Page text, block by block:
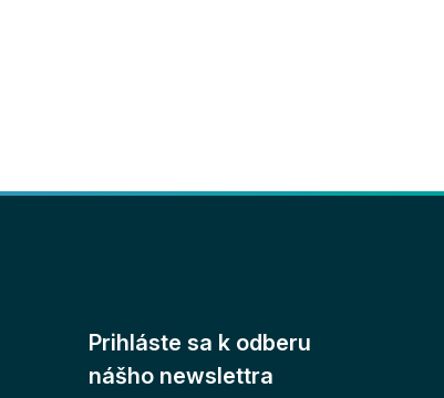
Prihláste sa k odberu
nášho newslettra